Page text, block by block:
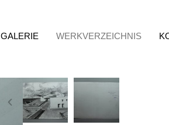
GALERIE WERKVERZEICHNIS